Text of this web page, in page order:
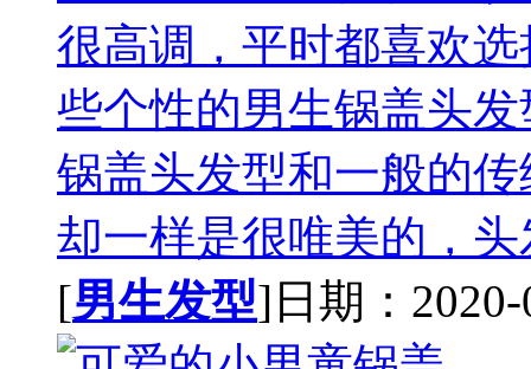
很高调，平时都喜欢
些个性的男生锅盖头
锅盖头发型和一般的
却一样是很唯美的，头
[男生发型]日期：2020-